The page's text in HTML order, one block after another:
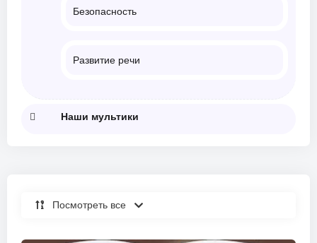
Безопасность
Развитие речи
Наши мультики
Посмотреть все